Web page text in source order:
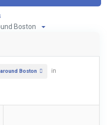
Boston
Boston in